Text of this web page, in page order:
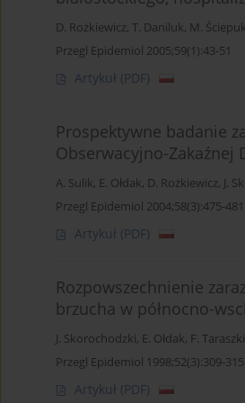
D. Rożkiewicz, T. Daniluk, M. Ściepuk
Przegl Epidemiol 2005;59(1):43-51
Artykuł (PDF)
Prospektywne badanie
Obserwacyjno-Zakaźnej
A. Sulik, E. Ołdak, D. Rożkiewicz, J.
Przegl Epidemiol 2004;58(3):475-481
Artykuł (PDF)
Rozpowszechnienie
brzucha w północno-
J. Skorochodzki, E. Ołdak, F.
Przegl Epidemiol 1998;52(3):309-315
Artykuł (PDF)